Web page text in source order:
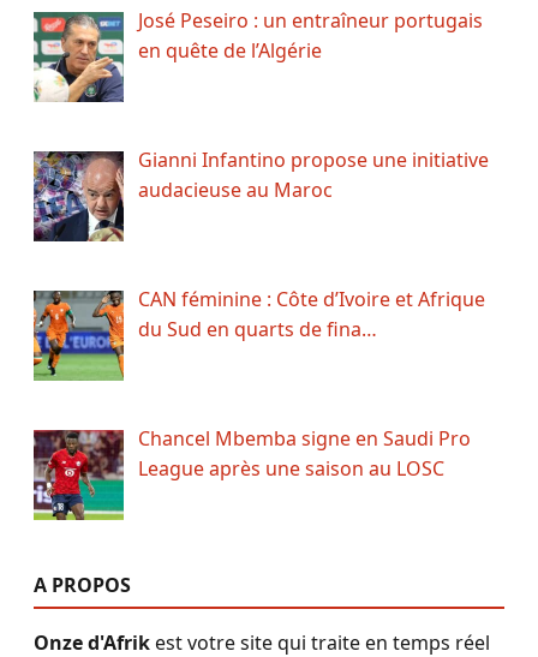
José Peseiro : un entraîneur portugais
en quête de l’Algérie
Gianni Infantino propose une initiative
audacieuse au Maroc
CAN féminine : Côte d’Ivoire et Afrique
du Sud en quarts de fina…
Chancel Mbemba signe en Saudi Pro
League après une saison au LOSC
A PROPOS
Onze d'Afrikest votre site qui traite en temps réel